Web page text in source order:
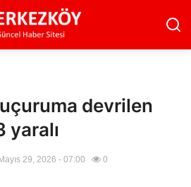
devrilen
yaralı
Mayıs 29, 2026 - 07:00 0